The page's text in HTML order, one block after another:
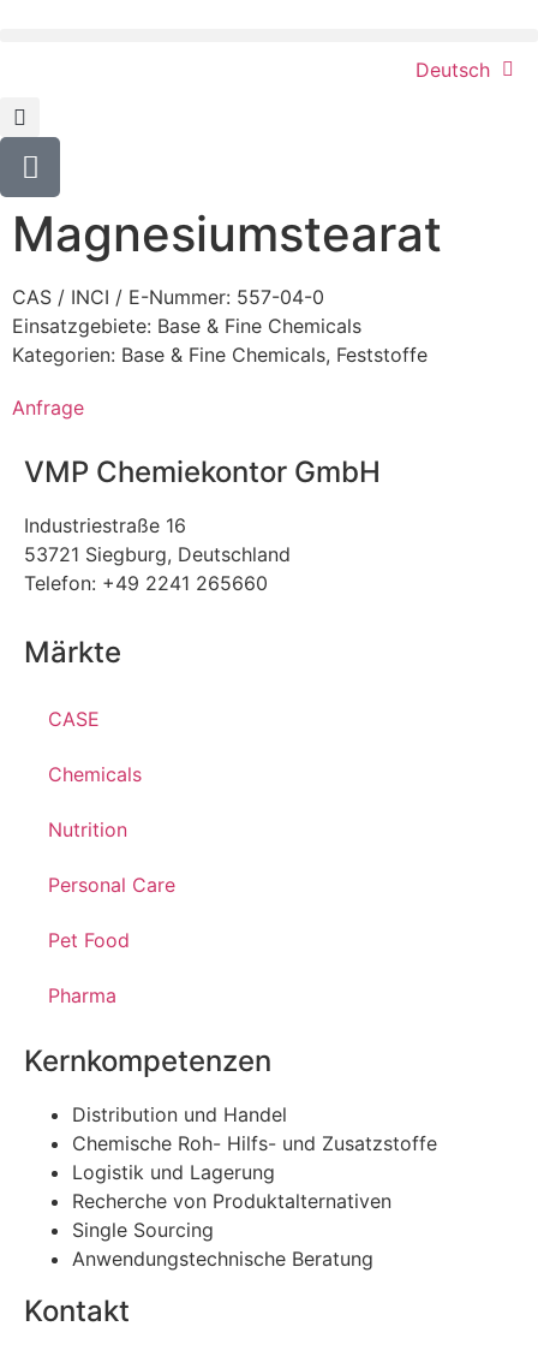
Deutsch
Magnesiumstearat
CAS / INCI / E-Nummer: 557-04-0
Einsatzgebiete: Base & Fine Chemicals
Kategorien: Base & Fine Chemicals, Feststoffe
Anfrage
VMP Chemiekontor GmbH
Industriestraße 16
53721 Siegburg, Deutschland
Telefon: +49 2241 265660
Märkte
CASE
Chemicals
Nutrition
Personal Care
Pet Food
Pharma
Kernkompetenzen
Distribution und Handel
Chemische Roh- Hilfs- und Zusatzstoffe
Logistik und Lagerung
Recherche von Produktalternativen
Single Sourcing
Anwendungstechnische Beratung
Kontakt